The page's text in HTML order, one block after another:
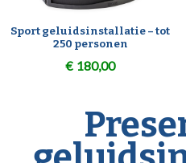
Sport geluidsinstallatie – tot
250 personen
€ 180,00